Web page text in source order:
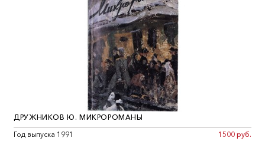
ДРУЖНИКОВ Ю. МИКРОРОМАНЫ
Год выпуска 1991
1500 руб.